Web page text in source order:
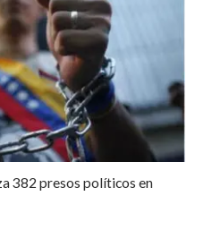
382 presos políticos en